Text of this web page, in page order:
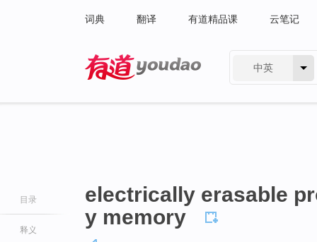
词典 翻译 有道精品课 云笔记
中英
目录
释义
electrically erasable
y memory